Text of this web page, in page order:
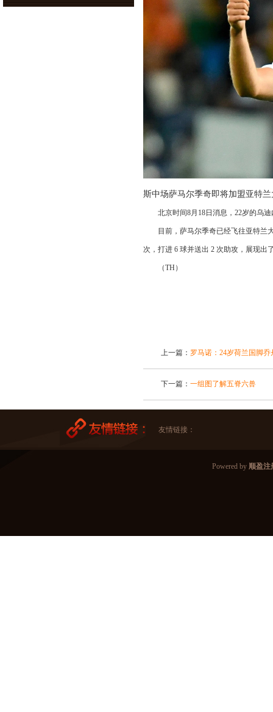
斯中场萨马尔季奇即将加盟亚特兰
北京时间8月18日消息，22岁的乌迪
目前，萨马尔季奇已经飞往亚特兰大
次，打进 6 球并送出 2 次助攻，展现出
（TH）
上一篇： 罗马诺：24岁荷兰国脚
下一篇： 一组图了解五脊六兽
友情链接：
Powered by 顺盈注